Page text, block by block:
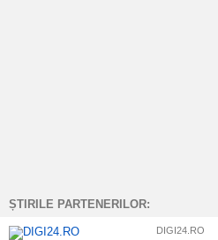
ȘTIRILE PARTENERILOR:
DIGI24.RO